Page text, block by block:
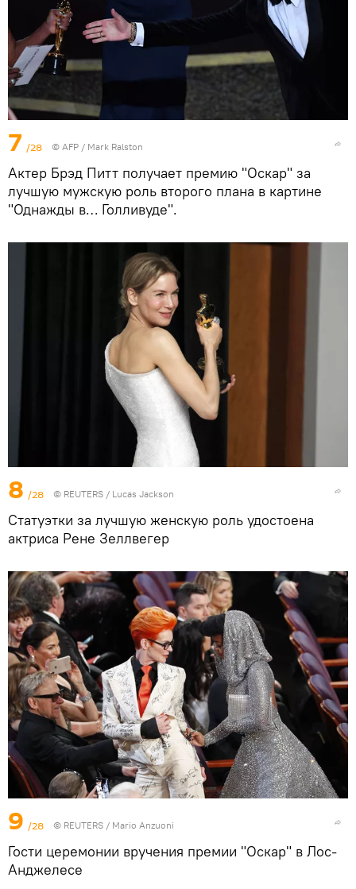
7 /28 © AFP / Mark Ralston
Актер Брэд Питт получает премию "Оскар" за
лучшую мужскую роль второго плана в картине
"Однажды в… Голливуде".
8 /28 © REUTERS / Lucas Jackson
Статуэтки за лучшую женскую роль удостоена
актриса Рене Зеллвегер
9 /28 © REUTERS / Mario Anzuoni
Гости церемонии вручения премии "Оскар" в Лос-
Анджелесе